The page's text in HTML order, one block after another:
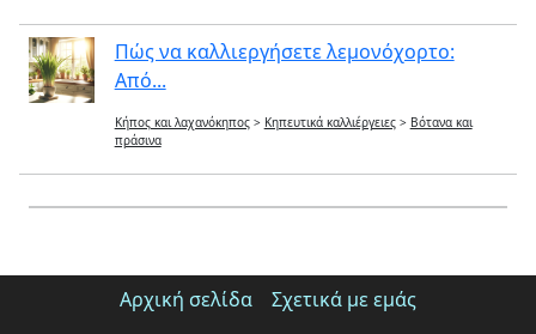
Πώς να καλλιεργήσετε λεμονόχορτο:
Από...
Κήπος και λαχανόκηπος > Κηπευτικά καλλιέργειες > Βότανα και
πράσινα
Αρχική σελίδα Σχετικά με εμάς